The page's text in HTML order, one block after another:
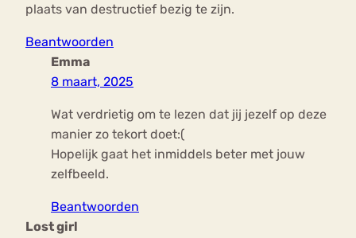
plaats van destructief bezig te zijn.
Beantwoorden
Emma
8 maart, 2025
Wat verdrietig om te lezen dat jij jezelf op deze
manier zo tekort doet:(
Hopelijk gaat het inmiddels beter met jouw
zelfbeeld.
Beantwoorden
Lost girl